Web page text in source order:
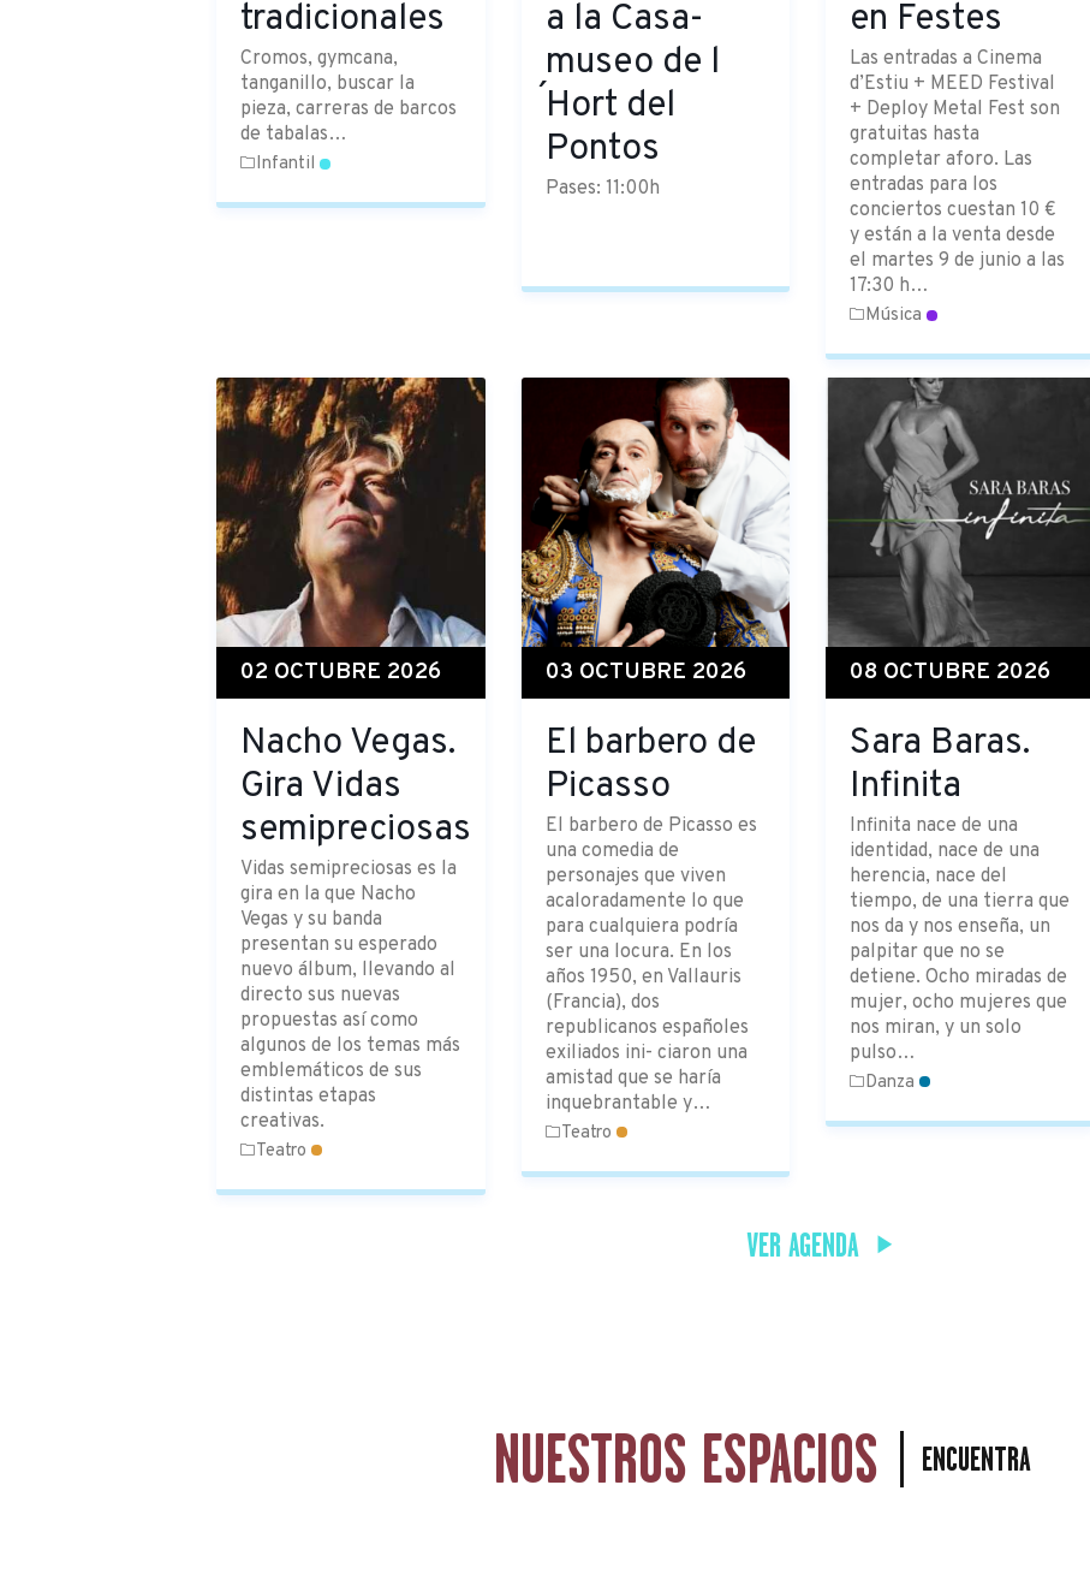
tradicionales
Cromos, gymcana,
tanganillo, buscar la
pieza, carreras de barcos
de tabalas…
Infantil
a la Casa-
museo de l
´Hort del
Pontos
Pases: 11:00h
en Festes
Las entradas a Cinema
d’Estiu + MEED Festival
+ Deploy Metal Fest son
gratuitas hasta
completar aforo. Las
entradas para los
conciertos cuestan 10 €
y están a la venta desde
el martes 9 de junio a las
17:30 h…
Música
02 OCTUBRE 2026
Nacho Vegas.
Gira Vidas
semipreciosas
Vidas semipreciosas es la
gira en la que Nacho
Vegas y su banda
presentan su esperado
nuevo álbum, llevando al
directo sus nuevas
propuestas así como
algunos de los temas más
emblemáticos de sus
distintas etapas
creativas.
Teatro
03 OCTUBRE 2026
El barbero de
Picasso
El barbero de Picasso es
una comedia de
personajes que viven
acaloradamente lo que
para cualquiera podría
ser una locura. En los
años 1950, en Vallauris
(Francia), dos
republicanos españoles
exiliados ini- ciaron una
amistad que se haría
inquebrantable y…
Teatro
08 OCTUBRE 2026
Sara Baras.
Infinita
Infinita nace de una
identidad, nace de una
herencia, nace del
tiempo, de una tierra que
nos da y nos enseña, un
palpitar que no se
detiene. Ocho miradas de
mujer, ocho mujeres que
nos miran, y un solo
pulso…
Danza
VER AGENDA
ENCUENTRA
NUESTROS ESPACIOS